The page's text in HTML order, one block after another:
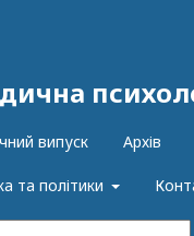
випуск Архів
та політики